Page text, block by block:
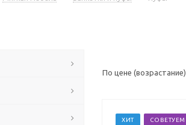
По цене (возрастание)
ХИТ СОВЕТУЕМ